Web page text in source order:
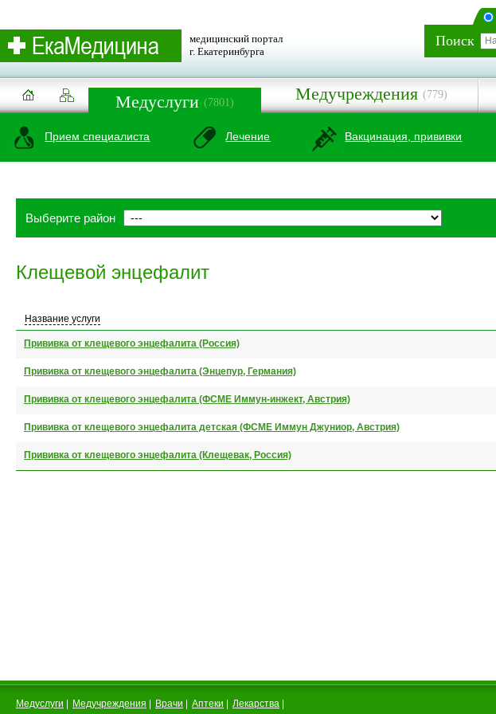
Поиск
медицинский портал
г. Екатеринбурга
Медуслуги (7801) Медучреждения (779)
Прием специалиста Лечение Вакцинация, прививки
Выберите район
Клещевой энцефалит
Название услуги
Прививка от клещевого энцефалита (Россия)
Прививка от клещевого энцефалита (Энцепур, Германия)
Прививка от клещевого энцефалита (ФСМЕ Иммун-инжект, Австрия)
Прививка от клещевого энцефалита детская (ФСМЕ Иммун Джуниор, Австрия)
Прививка от клещевого энцефалита (Клещевак, Россия)
Медуслуги Медучреждения Врачи Аптеки Лекарства